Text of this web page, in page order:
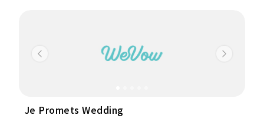
Previous Next
Je Promets Wedding